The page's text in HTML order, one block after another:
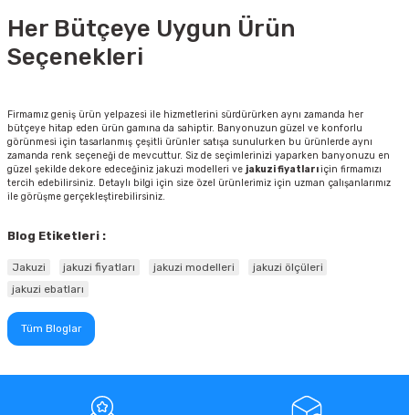
Her Bütçeye Uygun Ürün
Seçenekleri
Firmamız geniş ürün yelpazesi ile hizmetlerini sürdürürken aynı zamanda her
bütçeye hitap eden ürün gamına da sahiptir. Banyonuzun güzel ve konforlu
görünmesi için tasarlanmış çeşitli ürünler satışa sunulurken bu ürünlerde aynı
zamanda renk seçeneği de mevcuttur. Siz de seçimlerinizi yaparken banyonuzu en
güzel şekilde dekore edeceğiniz jakuzi modelleri ve jakuzi fiyatlarıiçin firmamızı
tercih edebilirsiniz. Detaylı bilgi için size özel ürünlerimiz için uzman çalışanlarımız
ile görüşme gerçekleştirebilirsiniz.
Blog Etiketleri :
Jakuzi jakuzi fiyatları jakuzi modelleri
jakuzi ölçüleri
jakuzi ebatları
Tüm Bloglar